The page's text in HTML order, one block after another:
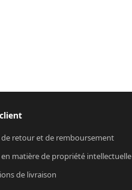
retour et de remboursement
matière de propriété intellectuelle
de livraison